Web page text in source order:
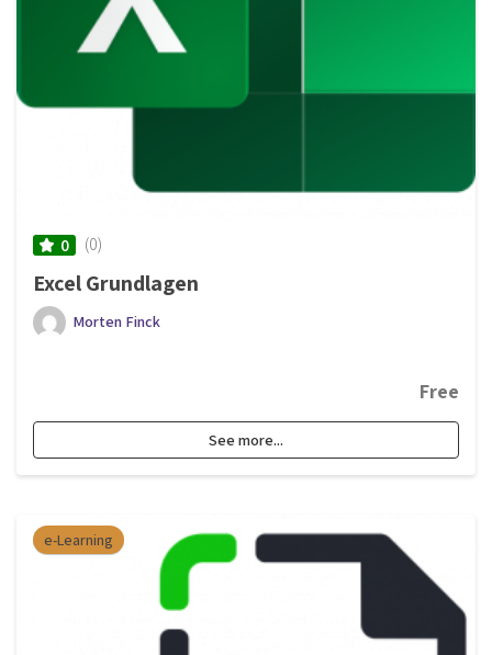
0 (0)
Excel Grundlagen
Morten Finck
Free
See more...
e-Learning